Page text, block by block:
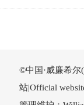
©中国·威廉希尔
站|Official